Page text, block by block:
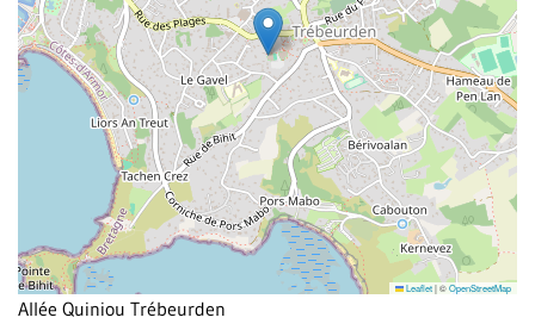
Leaflet|©OpenStreetMap
Allée Quiniou Trébeurden